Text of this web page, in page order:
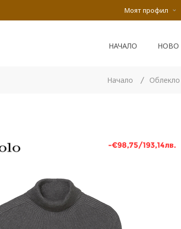
Моят профил
НАЧАЛО НОВО
Начало /
-€98,75/193,14лв.